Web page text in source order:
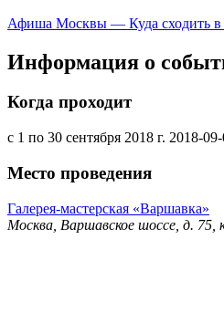
Афиша Москвы — Куда сходить в
Информация о
Когда проходит
с 1 по 30 сентября 2018 г. 2018-09-
Место проведения
Галерея-мастерская «Варшавка»
Москва, Варшавское шоссе, д. 75,